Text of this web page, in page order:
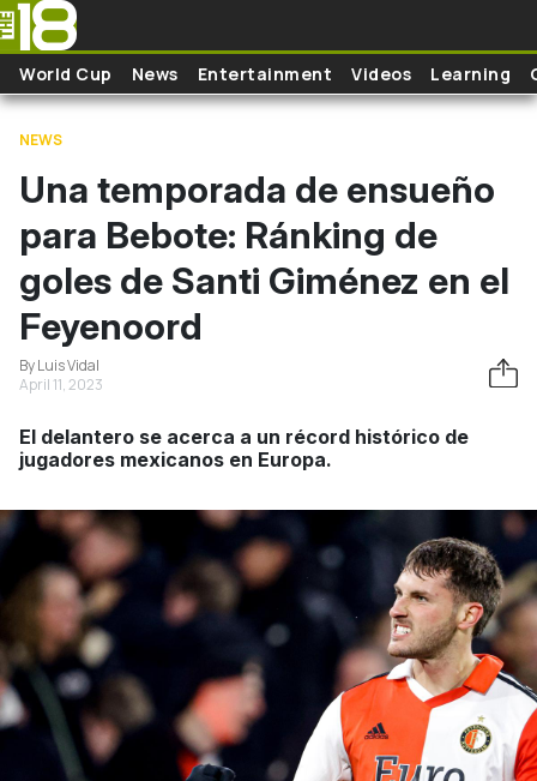
Skip to main content
World Cup News Entertainment Videos Learning
NEWS
Una temporada de ensueño
para Bebote: Ránking de
goles de Santi Giménez en el
Feyenoord
By Luis Vidal
April 11, 2023
El delantero se acerca a un récord histórico de
jugadores mexicanos en Europa.